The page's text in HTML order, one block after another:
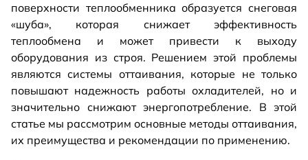
поверхности теплообменника образуется снеговая
«шуба», которая снижает эффективность
теплообмена и может привести к выходу
оборудования из строя. Решением этой проблемы
являются системы оттаивания, которые не только
повышают надежность работы охладителей, но и
значительно снижают энергопотребление. В этой
статье мы рассмотрим основные методы оттаивания,
их преимущества и рекомендации по применению.